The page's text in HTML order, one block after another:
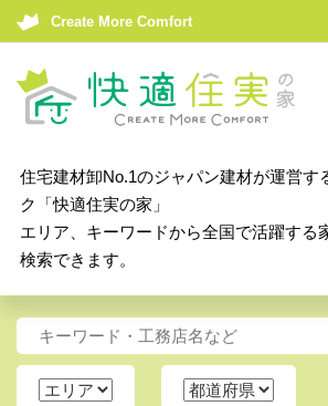
Create More Comfort
住宅建材卸No.1のジャパン建材が運営す
ク「快適住実の家」
エリア、キーワードから全国で活躍する
検索できます。